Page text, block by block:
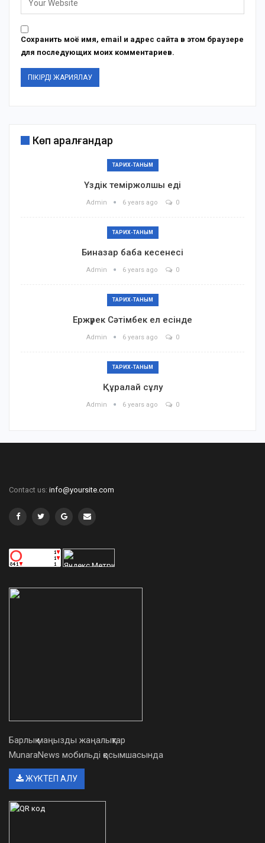
Сохранить моё имя, email и адрес сайта в этом браузере
для последующих моих комментариев.
Көп қаралғандар
ТАРИХ-ТАНЫМ
Үздік теміржолшы еді
Admin 6 years ago 0
ТАРИХ-ТАНЫМ
Биназар баба кесенесі
Admin 6 years ago 0
ТАРИХ-ТАНЫМ
Ержүрек Сәтімбек ел есінде
Admin 6 years ago 0
ТАРИХ-ТАНЫМ
Құралай сұлу
Admin 6 years ago 0
Contact us: info@yoursite.com
Барлық маңызды жаңалықтар
MunaraNews мобильді қосымшасында
ЖҮКТЕП АЛУ